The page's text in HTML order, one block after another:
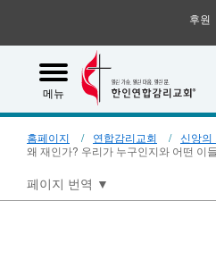
후원
메뉴
홈페이지 연합감리교회
신앙의
왜 재인가? 우리가 누구인지와 어떤 이
페이지 번역 ▼